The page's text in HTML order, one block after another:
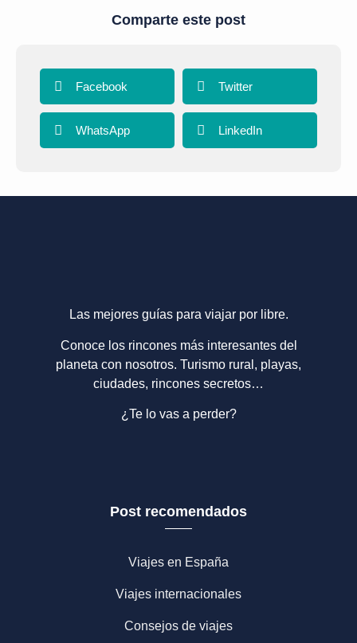
Comparte este post
Facebook Twitter
WhatsApp LinkedIn
Las mejores guías para viajar por libre.
Conoce los rincones más interesantes del
planeta con nosotros. Turismo rural, playas,
ciudades, rincones secretos…
¿Te lo vas a perder?
Post recomendados
Viajes en España
Viajes internacionales
Consejos de viajes